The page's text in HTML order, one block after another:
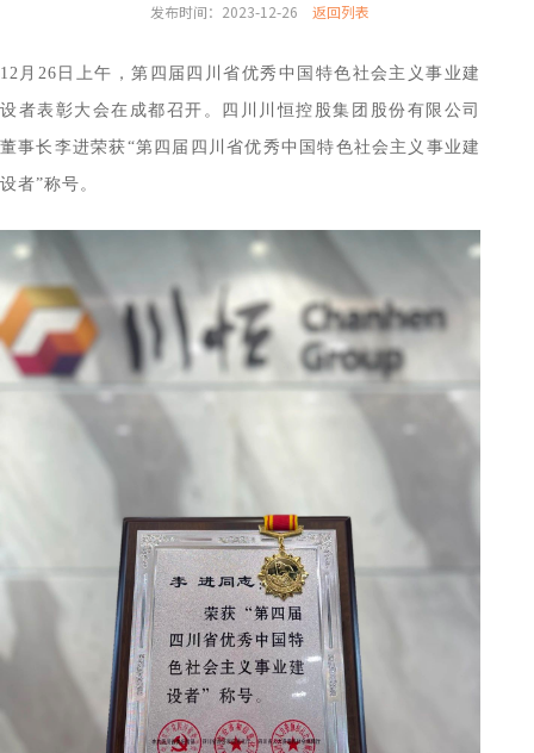
发布时间：2023-12-26 返回列表
12月26日上午，第四届四川省优秀中国特色社会主义事业建
设者表彰大会在成都召开。四川川恒控股集团股份有限公司
董事长李进荣获“第四届四川省优秀中国特色社会主义事业建
设者”称号。